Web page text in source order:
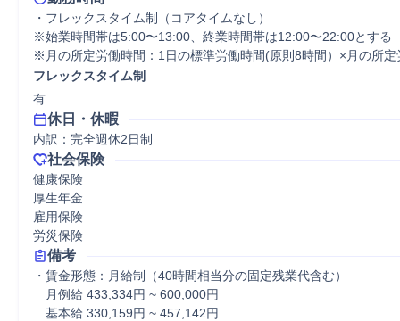
・フレックスタイム制（コアタイムなし）
※始業時間帯は5:00〜13:00、終業時間帯は12:00〜22:00とする
※月の所定労働時間：1日の標準労働時間(原則8時間）×月の所定
フレックスタイム制
有
休日・休暇
内訳：完全週休2日制
社会保険
健康保険
厚生年金
雇用保険
労災保険
備考
・賃金形態：月給制（40時間相当分の固定残業代含む）
月例給 433,334円 ~ 600,000円
基本給 330,159円 ~ 457,142円